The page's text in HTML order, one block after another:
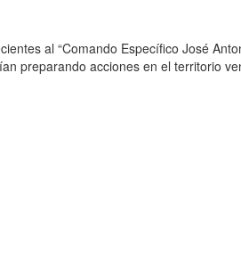
al “Comando Específico José
preparando acciones en el territorio